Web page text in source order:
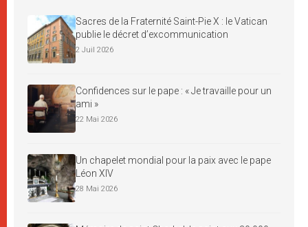
Sacres de la Fraternité Saint-Pie X : le Vatican
publie le décret d’excommunication
2 Juil 2026
Confidences sur le pape : « Je travaille pour un
ami »
22 Mai 2026
Un chapelet mondial pour la paix avec le pape
Léon XIV
28 Mai 2026